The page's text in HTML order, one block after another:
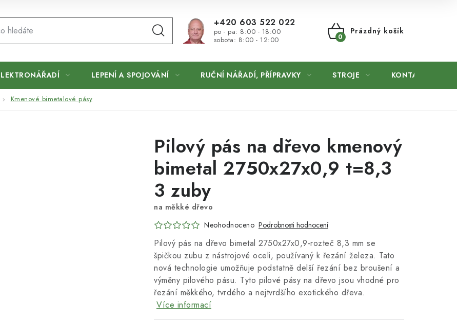
+420 603 522 022
po - pa: 8:00 - 18:00
sobota: 8:00 - 12:00
NÁKUPNÍ
Prázdný košík
LEPENÍ A SPOJOVÁNÍ RUČNÍ NÁŘADÍ, PŘÍPRAVKY STROJE KONTAKTY
Kmenové bimetalové pásy
Pilový pás na dřevo kmenový
bimetal 2750x27x0,9 t=8,3
3 zuby
na měkké dřevo
Neohodnoceno Podrobnosti hodnocení
Pilový pás na dřevo bimetal 2750x27x0,9-rozteč 8,3 mm se
špičkou zubu z nástrojové oceli, používaný k řezání železa. Tato
nová technologie umožňuje podstatně delší řezání bez broušení a
výměny pilového pásu. Tyto pilové pásy na dřevo jsou vhodné pro
řezání měkkého, tvrdého a nejtvrdšího exotického dřeva.
Více informací